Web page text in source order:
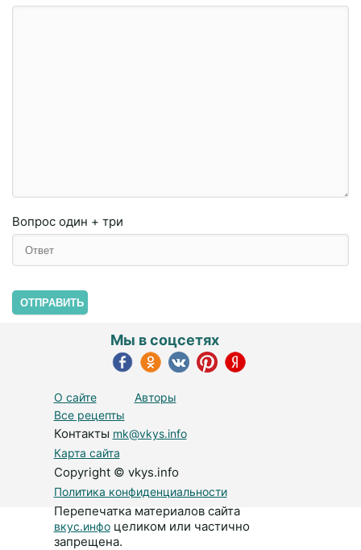
Вопрос один + три
ОТПРАВИТЬ
О сайте
Авторы
Все рецепты
Контакты mk@vkys.info
Карта сайта
Copyright © vkys.info
Политика конфиденциальности
Перепечатка материалов сайта
вкус.инфоцеликом или частично
запрещена.
Мы в соцсетях